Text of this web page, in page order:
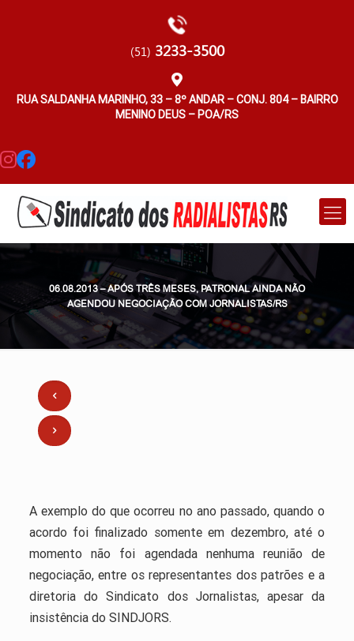
(51) 3233-3500
RUA SALDANHA MARINHO, 33 – 8º ANDAR – CONJ. 804 – BAIRRO
MENINO DEUS – POA/RS
06.08.2013 – APÓS TRÊS MESES, PATRONAL AINDA NÃO
AGENDOU NEGOCIAÇÃO COM JORNALISTAS/RS
A exemplo do que ocorreu no ano passado, quando o
acordo foi finalizado somente em dezembro, até o
momento não foi agendada nenhuma reunião de
negociação, entre os representantes dos patrões e a
diretoria do Sindicato dos Jornalistas, apesar da
insistência do SINDJORS.